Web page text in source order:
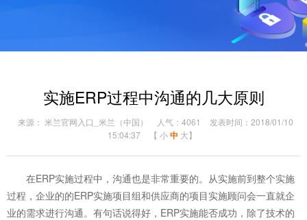
实施ERP过程中沟通的几大原则
来源： 米兰官网入口_米兰（中国） 人气：4061
发表时间：2018/01/10
15:04:37
【 小 中 大】
在ERP实施过程中，沟通也是非常重要的。从实施前到整个实施
过程，企业的的ERP实施项目组和供应商的项目实施顾问会一直就企
业的需求进行沟通。有句话说得好，ERP实施能否成功，除了技术的